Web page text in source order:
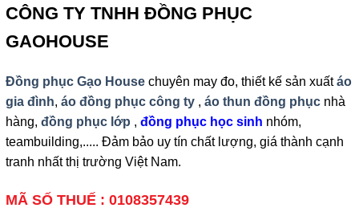
CÔNG TY TNHH ĐỒNG PHỤC
GAOHOUSE
Đồng phục Gạo Housechuyên may đo, thiết kế sản xuấtáo
gia đình, áo đồng phục công ty, áo thun đồng phụcnhà
hàng, đồng phục lớp , đồng phục học sinh nhóm,
teambuilding,..... Đảm bảo uy tín chất lượng, giá thành cạnh
tranh nhất thị trường Việt Nam.
MÃ SỐ THUẾ : 0108357439